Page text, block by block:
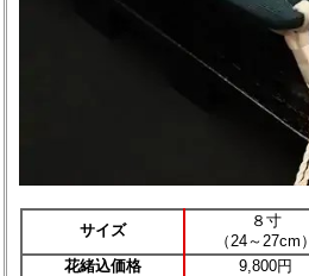
サイズ
８寸
（24～27cm）
花緒込価格
9,800円